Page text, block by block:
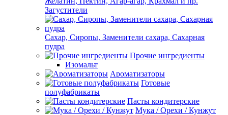
Загустители
Сахар, Сиропы, Заменители сахара, Сахарная
пудра
Прочие ингредиенты
Изомальт
Ароматизаторы
Готовые
полуфабрикаты
Пасты кондитерские
Мука / Орехи / Кунжут